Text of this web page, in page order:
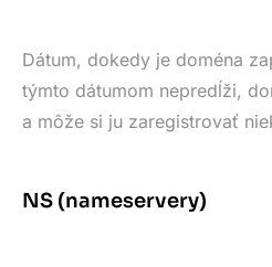
Dátum, dokedy je doména
týmto dátumom nepredĺži,
a môže si ju zaregistrovať
NS (nameservery)